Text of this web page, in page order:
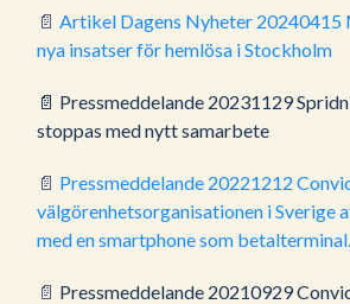
📄 Artikel Dagens Nyheter 20240415
nya insatser för hemlösa i Stockholm
📄 Pressmeddelande 20231129
stoppas med nytt samarbete
📄 Pressmeddelande 20221212
välgörenhetsorganisationen i Sverige
med en smartphone som betalterminal.
📄 Pressmeddelande 20210929